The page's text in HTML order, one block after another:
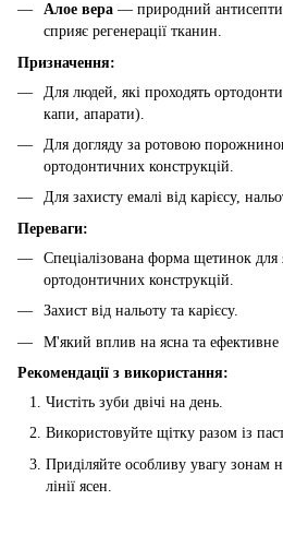
Алое вера — природний
сприяє регенерації тканин.
Призначення:
Для людей, які проходять
капи, апарати).
Для догляду за ротовою
ортодонтичних конструкцій.
Для захисту емалі від карієсу,
Переваги:
Спеціалізована форма щетинок
ортодонтичних конструкцій.
Захист від нальоту та карієсу.
М'який вплив на ясна та ефективне
Рекомендації з використання:
Чистіть зуби двічі на день.
Використовуйте щітку разом із
Приділяйте особливу увагу зонам
лінії ясен.